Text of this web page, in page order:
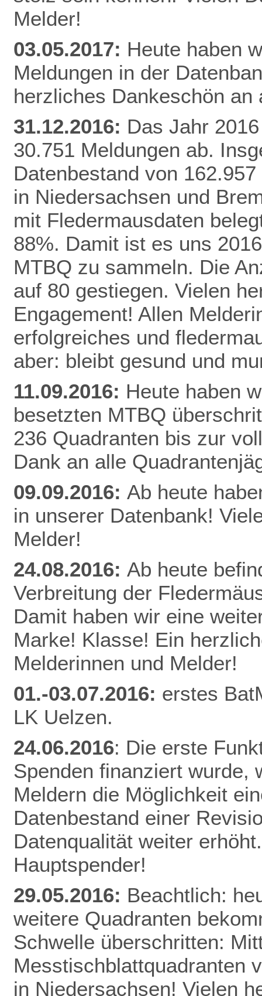
Melder!
03.05.2017: Heute haben
Meldungen in der
herzliches Dankeschön
31.12.2016: Das Jahr
30.751 Meldungen ab.
Datenbestand von
in Niedersachsen und
mit Fledermausdaten
88%. Damit ist es uns
MTBQ zu sammeln. Die
auf 80 gestiegen. Vielen
Engagement! Allen
erfolgreiches und
aber: bleibt gesund und
11.09.2016: Heute haben
besetzten MTBQ
236 Quadranten bis zur
Dank an alle
09.09.2016: Ab heute
in unserer Datenbank!
Melder!
24.08.2016: Ab heute
Verbreitung der
Damit haben wir eine
Marke! Klasse! Ein
Melderinnen und Melder!
01.-03.07.2016: erstes
LK Uelzen.
24.06.2016: Die erste
Spenden finanziert wurde,
Meldern die Möglichkeit
Datenbestand einer
Datenqualität weiter
Hauptspender!
29.05.2016: Beachtlich:
weitere Quadranten
Schwelle überschritten:
Messtischblattquadranten
in Niedersachsen! Vielen